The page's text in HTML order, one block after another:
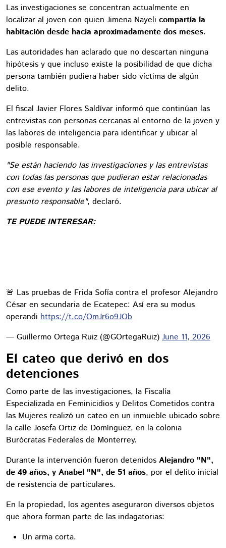
Las investigaciones se concentran actualmente en
localizar al joven con quien Jimena Nayeli compartía la
habitación desde hacía aproximadamente dos meses.
Las autoridades han aclarado que no descartan ninguna
hipótesis y que incluso existe la posibilidad de que dicha
persona también pudiera haber sido víctima de algún
delito.
El fiscal Javier Flores Saldívar informó que continúan las
entrevistas con personas cercanas al entorno de la joven y
las labores de inteligencia para identificar y ubicar al
posible responsable.
"Se están haciendo las investigaciones y las entrevistas
con todas las personas que pudieran estar relacionadas
con ese evento y las labores de inteligencia para ubicar al
presunto responsable", declaró.
TE PUEDE INTERESAR:
🚨 Las pruebas de Frida Sofía contra el profesor Alejandro
César en secundaria de Ecatepec: Así era su modus
operandi https://t.co/OmJr6o9JOb
— Guillermo Ortega Ruiz (@GOrtegaRuiz) June 11, 2026
El cateo que derivó en dos
detenciones
Como parte de las investigaciones, la Fiscalía
Especializada en Feminicidios y Delitos Cometidos contra
las Mujeres realizó un cateo en un inmueble ubicado sobre
la calle Josefa Ortiz de Domínguez, en la colonia
Burócratas Federales de Monterrey.
Durante la intervención fueron detenidos Alejandro "N",
de 49 años, y Anabel "N", de 51 años, por el delito inicial
de resistencia de particulares.
En la propiedad, los agentes aseguraron diversos objetos
que ahora forman parte de las indagatorias:
Un arma corta.